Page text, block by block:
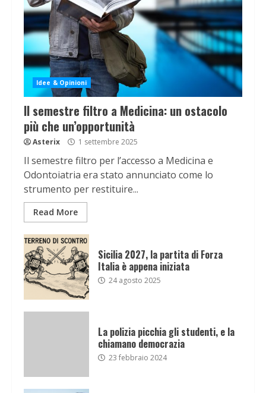
Idee & Opinioni
Il semestre filtro a Medicina: un ostacolo
più che un’opportunità
Asterix 1 settembre 2025
Il semestre filtro per l’accesso a Medicina e
Odontoiatria era stato annunciato come lo
strumento per restituire...
Read More
Sicilia 2027, la partita di Forza
Italia è appena iniziata
24 agosto 2025
La polizia picchia gli studenti, e la
chiamano democrazia
23 febbraio 2024